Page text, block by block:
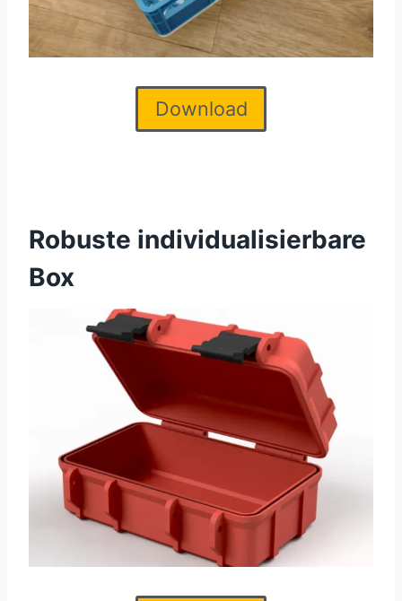
Download
Robuste individualisierbare
Box